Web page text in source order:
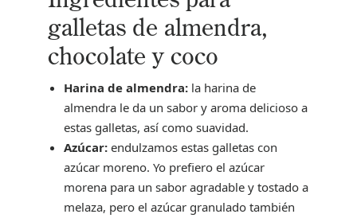
galletas de almendra,
chocolate y coco
Harina de almendra: la harina de
almendra le da un sabor y aroma delicioso a
estas galletas, así como suavidad.
Azúcar: endulzamos estas galletas con
azúcar moreno. Yo prefiero el azúcar
morena para un sabor agradable y tostado a
melaza, pero el azúcar granulado también